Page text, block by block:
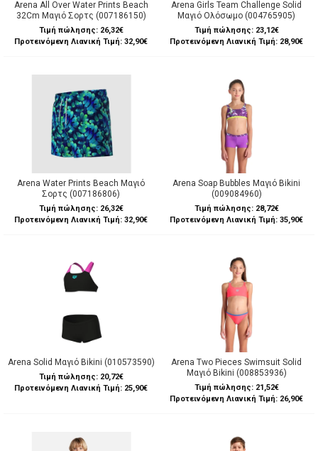
Arena All Over Water Prints Beach
32Cm Μαγιό Σορτς (007186150)
Τιμή πώλησης: 26,32€
Προτεινόμενη Λιανική Τιμή: 32,90€
Arena Girls Team Challenge Solid
Μαγιό Ολόσωμο (004765905)
Τιμή πώλησης: 23,12€
Προτεινόμενη Λιανική Τιμή: 28,90€
Arena Water Prints Beach Μαγιό
Σορτς (007186806)
Τιμή πώλησης: 26,32€
Προτεινόμενη Λιανική Τιμή: 32,90€
Arena Soap Bubbles Μαγιό Bikini
(009084960)
Τιμή πώλησης: 28,72€
Προτεινόμενη Λιανική Τιμή: 35,90€
Arena Solid Μαγιό Bikini (010573590)
Τιμή πώλησης: 20,72€
Προτεινόμενη Λιανική Τιμή: 25,90€
Arena Two Pieces Swimsuit Solid
Μαγιό Bikini (008853936)
Τιμή πώλησης: 21,52€
Προτεινόμενη Λιανική Τιμή: 26,90€